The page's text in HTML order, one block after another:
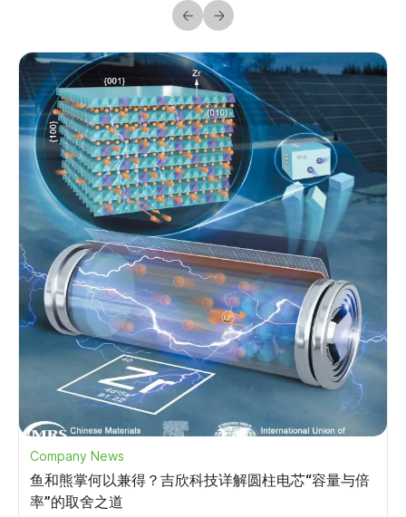
Company News
鱼和熊掌何以兼得？吉欣科技详解圆柱电芯“容量与倍
率”的取舍之道